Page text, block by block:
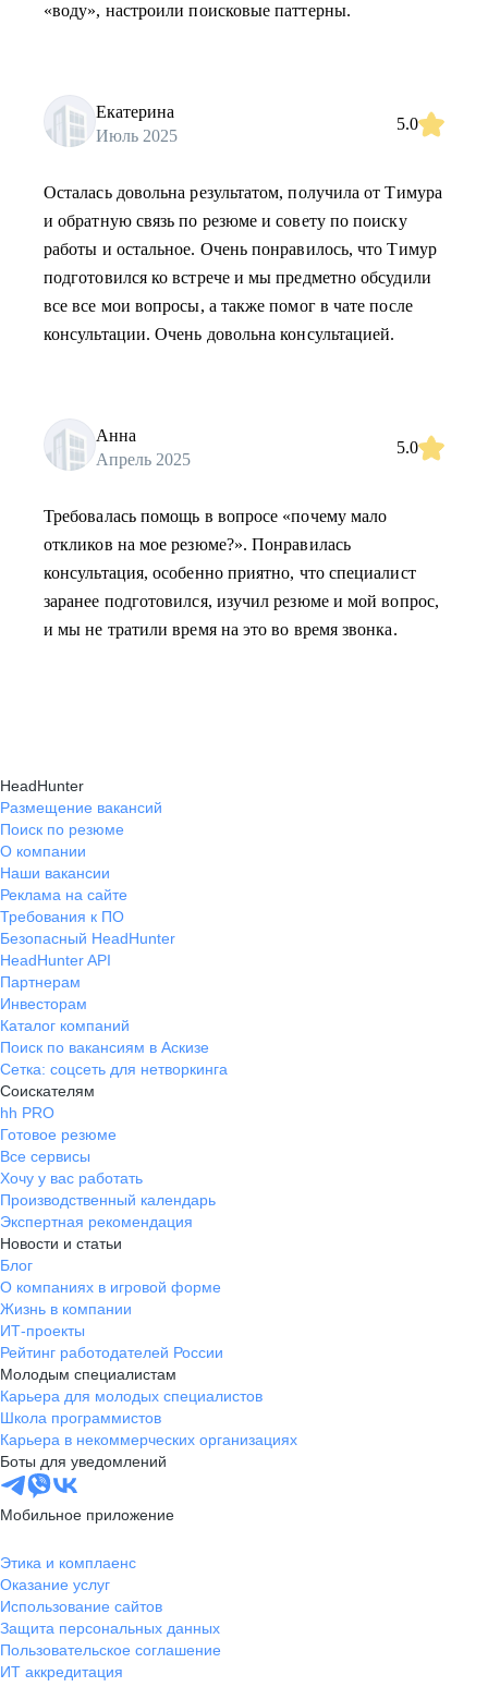
«воду», настроили поисковые паттерны.
Екатерина
Июль 2025
5.0
Осталась довольна результатом, получила от Тимура
и обратную связь по резюме и совету по поиску
работы и остальное. Очень понравилось, что Тимур
подготовился ко встрече и мы предметно обсудили
все все мои вопросы, а также помог в чате после
консультации. Очень довольна консультацией.
Анна
Апрель 2025
5.0
Требовалась помощь в вопросе «почему мало
откликов на мое резюме?». Понравилась
консультация, особенно приятно, что специалист
заранее подготовился, изучил резюме и мой вопрос,
и мы не тратили время на это во время звонка.
HeadHunter
Размещение вакансий
Поиск по резюме
О компании
Наши вакансии
Реклама на сайте
Требования к ПО
Безопасный HeadHunter
HeadHunter API
Партнерам
Инвесторам
Каталог компаний
Поиск по вакансиям в Аскизе
Сетка: соцсеть для нетворкинга
Соискателям
hh PRO
Готовое резюме
Все сервисы
Хочу у вас работать
Производственный календарь
Экспертная рекомендация
Новости и статьи
Блог
О компаниях в игровой форме
Жизнь в компании
ИТ-проекты
Рейтинг работодателей России
Молодым специалистам
Карьера для молодых специалистов
Школа программистов
Карьера в некоммерческих организациях
Боты для уведомлений
Мобильное приложение
Этика и комплаенс
Оказание услуг
Использование сайтов
Защита персональных данных
Пользовательское соглашение
ИТ аккредитация